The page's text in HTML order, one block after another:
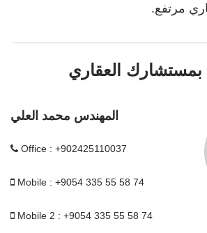
مرتفع.
بمستشارك العقاري
المهندس محمد العلي
Office : +902425110037
Mobile : +9054 335 55 58 74
Mobile 2 : +9054 335 55 58 74